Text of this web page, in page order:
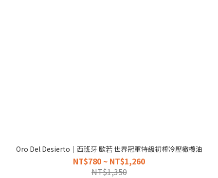
Oro Del Desierto｜西班牙 歐若 世界冠軍特級初榨冷壓橄欖油
NT$780 ~ NT$1,260
NT$1,350